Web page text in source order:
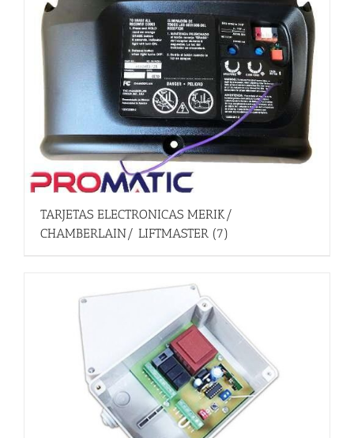
TARJETAS ELECTRONICAS MERIK/
CHAMBERLAIN/ LIFTMASTER (7)